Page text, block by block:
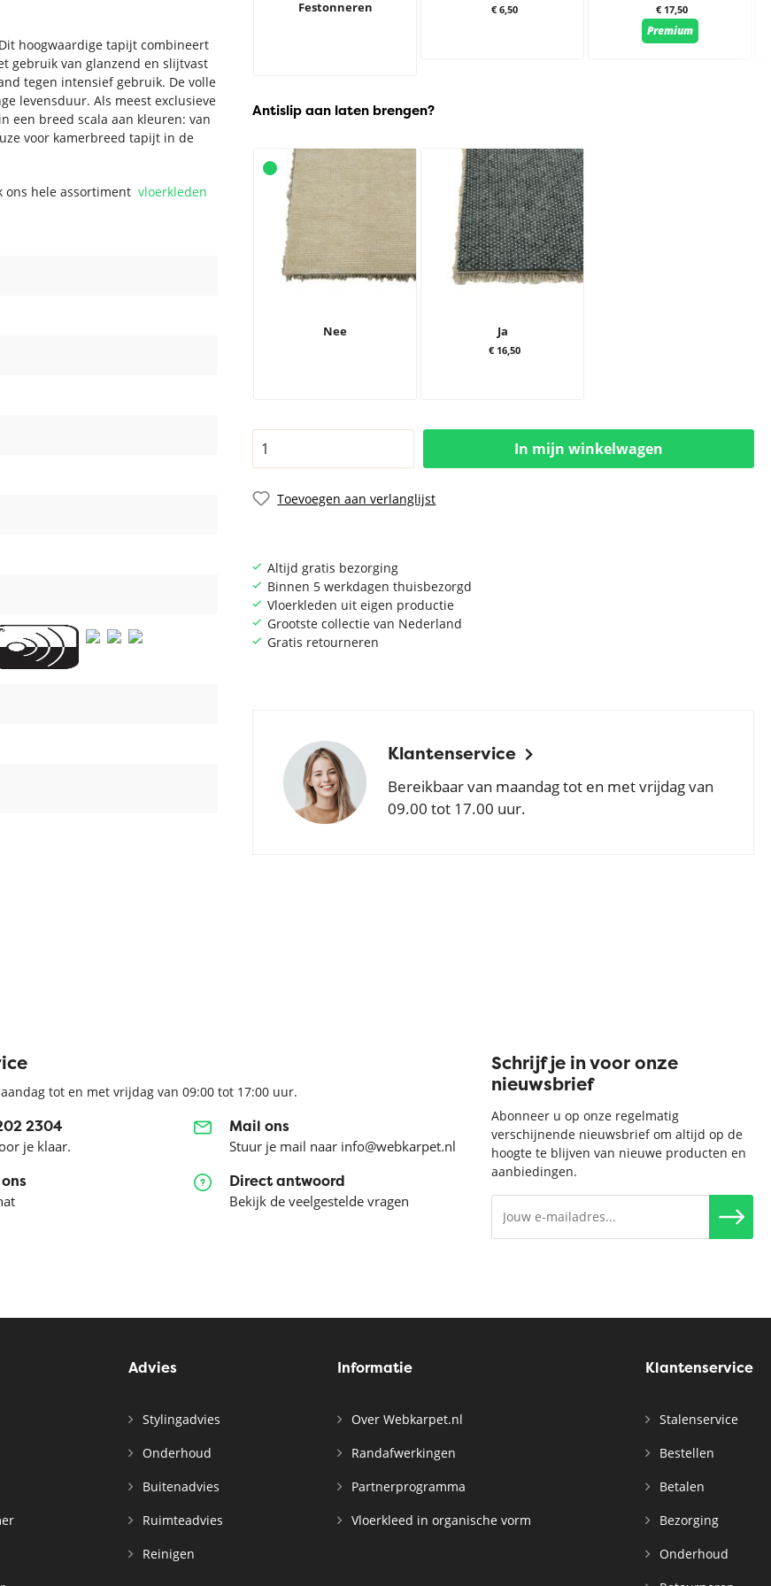
Festonneren € 6,50 € 17,50
Premium
Antislip aan laten brengen?
Nee Ja
€ 16,50
In mijn winkelwagen
Toevoegen aan verlanglijst
Altijd gratis bezorging
Binnen 5 werkdagen thuisbezorgd
Vloerkleden uit eigen productie
Grootste collectie van Nederland
Gratis retourneren
Klantenservice
Bereikbaar van maandag tot en met vrijdag van
09.00 tot 17.00 uur.
hoogwaardige tapijt combineert
gebruik van glanzend en slijtvast
tegen intensief gebruik. De volle
levensduur. Als meest exclusieve
een breed scala aan kleuren: van
voor kamerbreed tapijt in de
ons hele assortimentvloerkleden
tot en met vrijdag van 09:00 tot 17:00 uur.
2304
je klaar.
Mail ons
Stuur je mail naar info@webkarpet.nl
Direct antwoord
Bekijk de veelgestelde vragen
Schrijf je in voor onze
nieuwsbrief
Abonneer u op onze regelmatig
verschijnende nieuwsbrief om altijd op de
hoogte te blijven van nieuwe producten en
aanbiedingen.
Advies
Stylingadvies
Onderhoud
Buitenadvies
Ruimteadvies
Reinigen
Informatie
Over Webkarpet.nl
Randafwerkingen
Partnerprogramma
Vloerkleed in organische vorm
Klantenservice
Stalenservice
Bestellen
Betalen
Bezorging
Onderhoud